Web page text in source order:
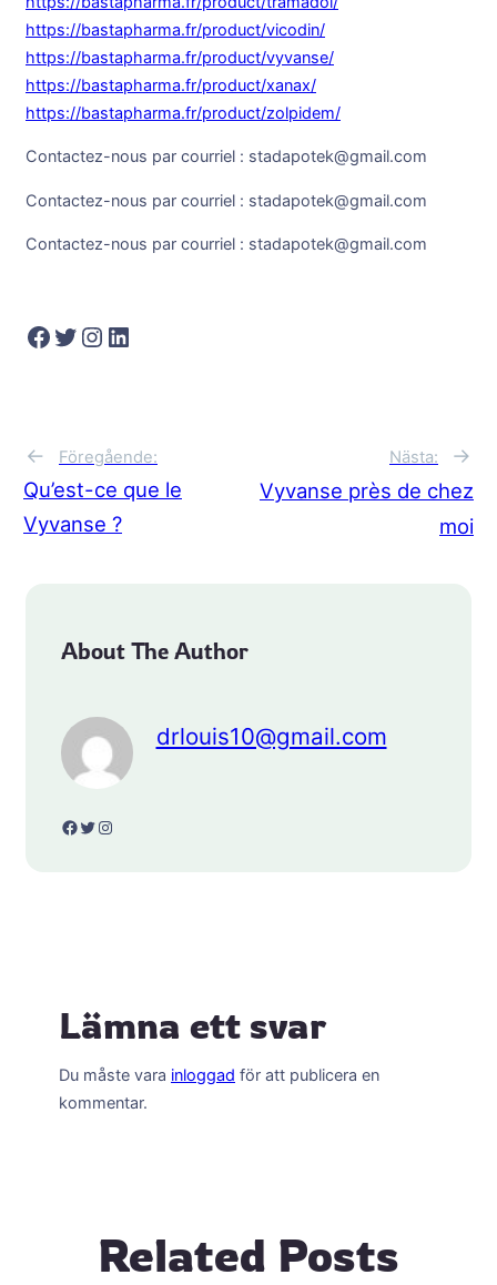
https://bastapharma.fr/product/vicodin/
https://bastapharma.fr/product/vyvanse/
https://bastapharma.fr/product/xanax/
https://bastapharma.fr/product/zolpidem/
Contactez-nous par courriel : stadapotek@gmail.com
Contactez-nous par courriel : stadapotek@gmail.com
Contactez-nous par courriel : stadapotek@gmail.com
Facebook Twitter Instagram LinkedIn
← Föregående:
Qu’est-ce que le
Vyvanse ?
Nästa:
Vyvanse près de chez
moi
→
About The Author
drlouis10@gmail.com
Facebook Twitter Instagram
Lämna ett svar
Du måste vara inloggad för att publicera en
kommentar.
Related Posts